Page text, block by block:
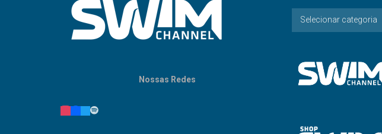
Nossas Redes
Escolha
Selecionar categoria